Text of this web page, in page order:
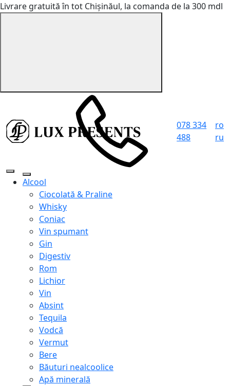
Livrare gratuită în tot Chișinăul, la comanda de la 300 mdl
078 334
488
ro
ru
Alcool
Ciocolată & Praline
Whisky
Coniac
Vin spumant
Gin
Digestiv
Rom
Lichior
Vin
Absint
Tequila
Vodcă
Vermut
Bere
Băuturi nealcoolice
Apă minerală